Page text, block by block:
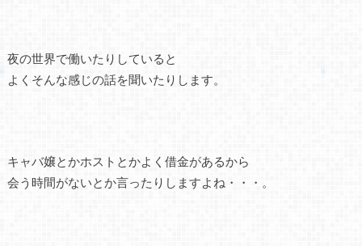
夜の世界で働いたりしていると
よくそんな感じの話を聞いたりします。
キャバ嬢とかホストとかよく借金があるから
会う時間がないとか言ったりしますよね・・・。